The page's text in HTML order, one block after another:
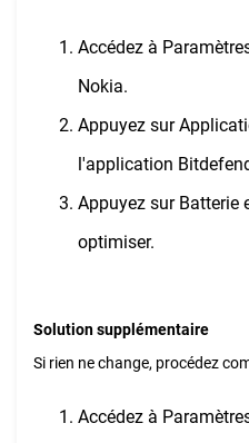
Accédez à
Nokia.
Appuyez sur
l'application
Appuyez sur Batterie
optimiser.
Solution supplémentaire
Si rien ne change, procédez
Accédez à